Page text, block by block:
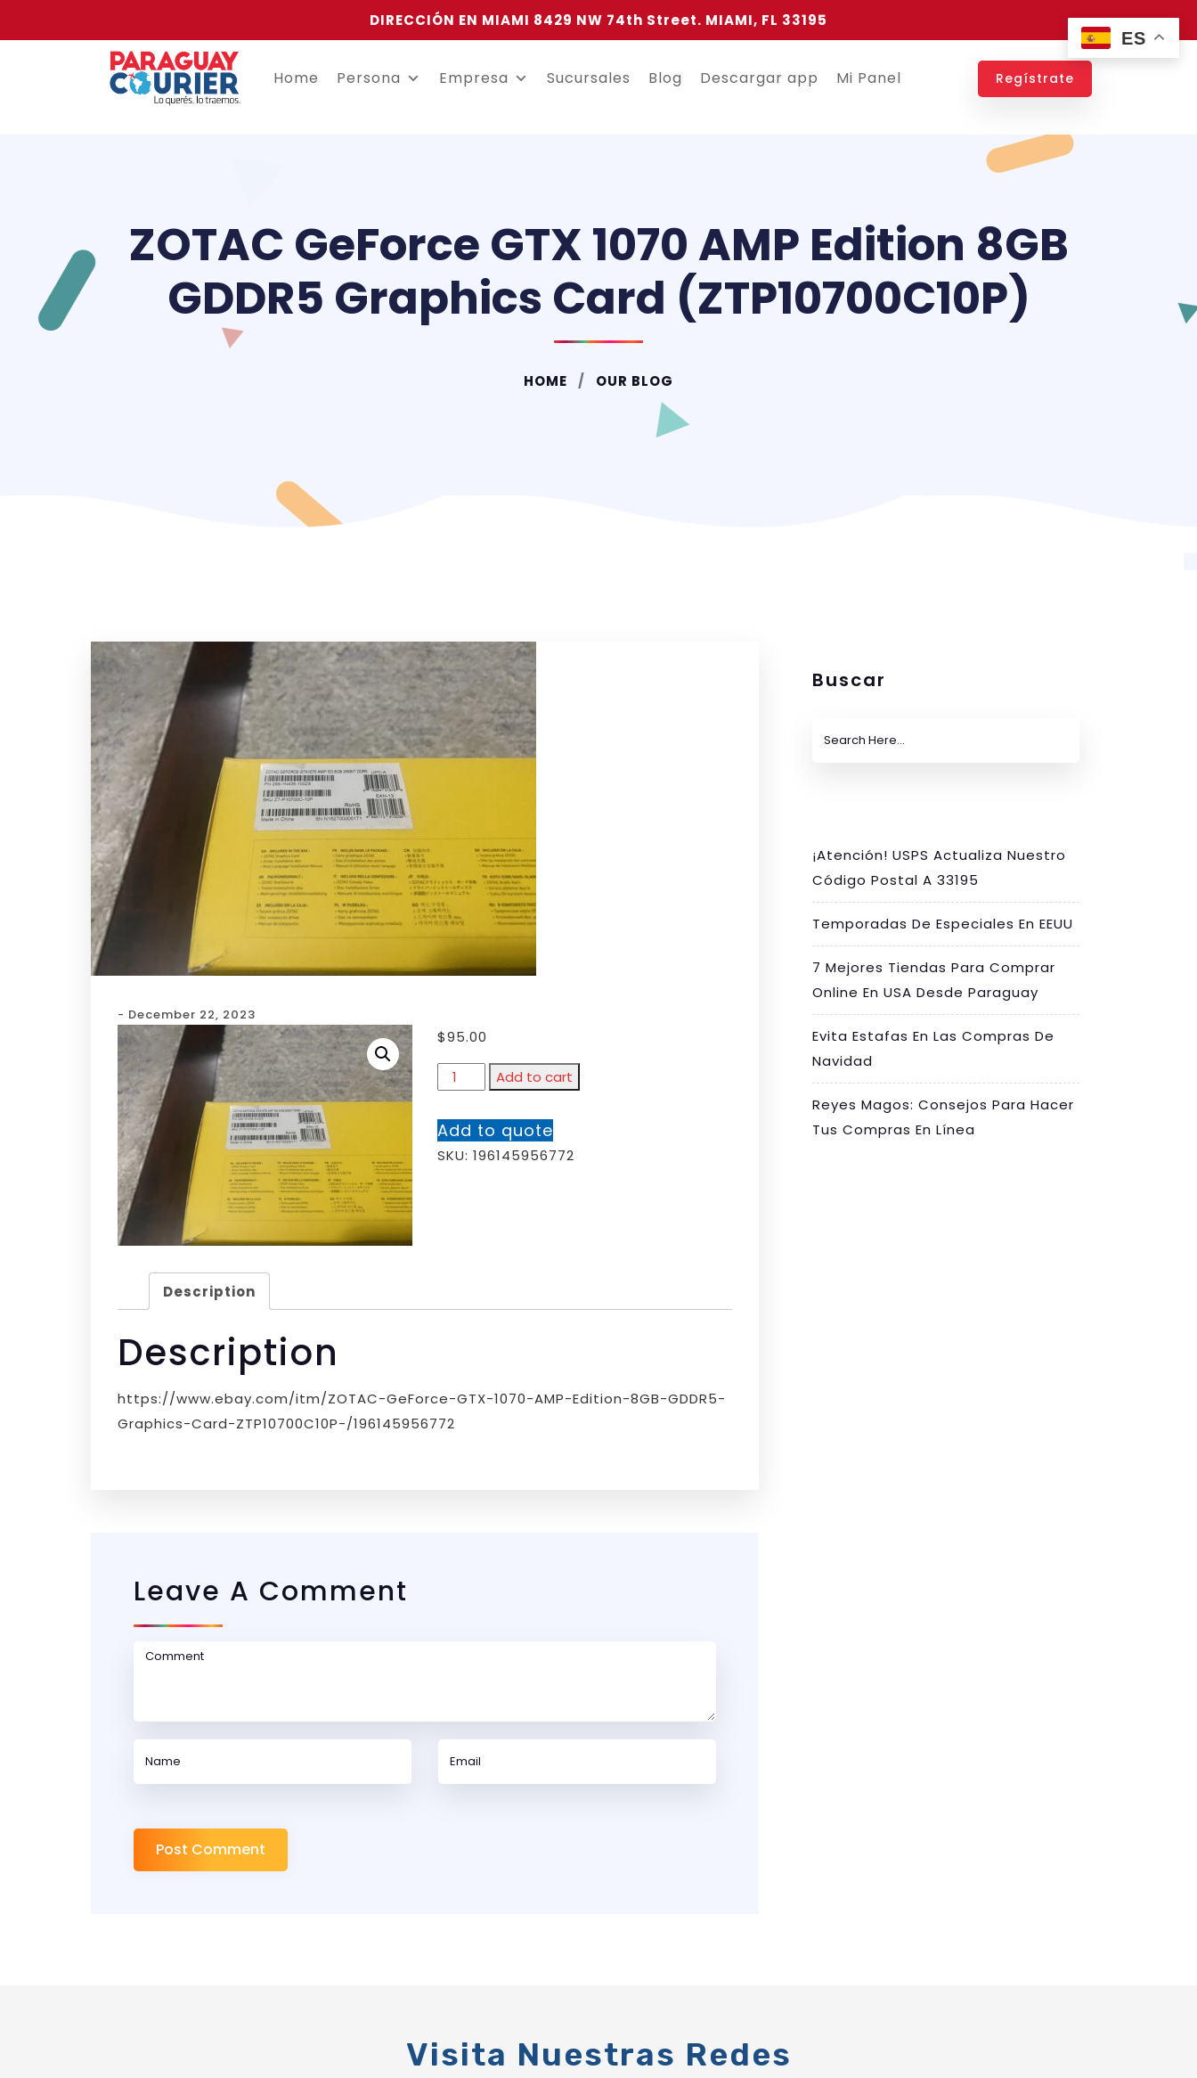
DIRECCIÓN EN MIAMI 8429 NW 74th Street. MIAMI, FL 33195
Home Persona Empresa Sucursales Blog Descargar app Mi Panel Regístrate
ZOTAC GeForce GTX 1070 AMP Edition 8GB
GDDR5 Graphics Card (ZTP10700C10P)
HOME OUR BLOG
- December 22, 2023
$95.00
Add to cart
Add to quote
SKU: 196145956772
Description
Description
https://www.ebay.com/itm/ZOTAC-GeForce-GTX-1070-AMP-Edition-8GB-GDDR5-
Graphics-Card-ZTP10700C10P-/196145956772
Leave A Comment
Buscar
¡Atención! USPS Actualiza Nuestro
Código Postal A 33195
Temporadas De Especiales En EEUU
7 Mejores Tiendas Para Comprar
Online En USA Desde Paraguay
Evita Estafas En Las Compras De
Navidad
Reyes Magos: Consejos Para Hacer
Tus Compras En Línea
Visita Nuestras Redes
ES